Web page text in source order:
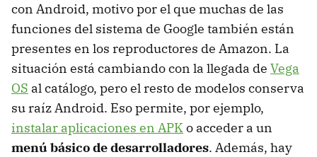
con Android, motivo por el que muchas de las
funciones del sistema de Google también están
presentes en los reproductores de Amazon. La
situación está cambiando con la llegada de Vega
OS al catálogo, pero el resto de modelos conserva
su raíz Android. Eso permite, por ejemplo,
instalar aplicaciones en APKo acceder a un
menú básico de desarrolladores. Además, hay